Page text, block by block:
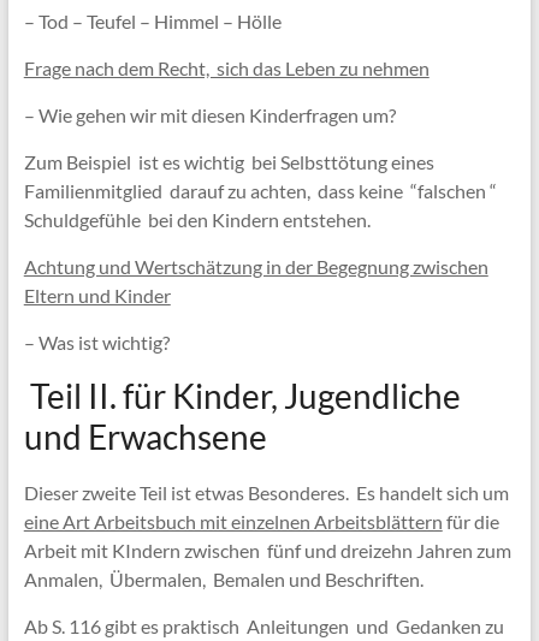
– Tod – Teufel – Himmel – Hölle
Frage nach dem Recht, sich das Leben zu nehmen
– Wie gehen wir mit diesen Kinderfragen um?
Zum Beispiel ist es wichtig bei Selbsttötung eines
Familienmitglied darauf zu achten, dass keine “falschen “
Schuldgefühle bei den Kindern entstehen.
Achtung und Wertschätzung in der Begegnung zwischen
Eltern und Kinder
– Was ist wichtig?
Teil II. für Kinder, Jugendliche
und Erwachsene
Dieser zweite Teil ist etwas Besonderes. Es handelt sich um
eine Art Arbeitsbuch mit einzelnen Arbeitsblättern für die
Arbeit mit KIndern zwischen fünf und dreizehn Jahren zum
Anmalen, Übermalen, Bemalen und Beschriften.
Ab S. 116 gibt es praktisch Anleitungen und Gedanken zu